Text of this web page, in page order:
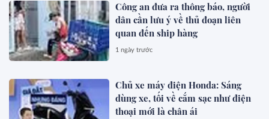
Công an đưa ra thông báo, người
dân cần lưu ý về thủ đoạn liên
quan đến ship hàng
1 ngày trước
Chủ xe máy điện Honda: Sáng
dùng xe, tối về cắm sạc như điện
thoại mới là chân ái